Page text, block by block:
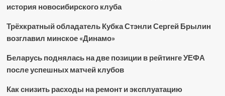
история новосибирского клуба
Трёхкратный обладатель Кубка Стэнли Сергей Брылин
возглавил минское «Динамо»
Беларусь поднялась на две позиции в рейтинге УЕФА
после успешных матчей клубов
Как снизить расходы на ремонт и эксплуатацию